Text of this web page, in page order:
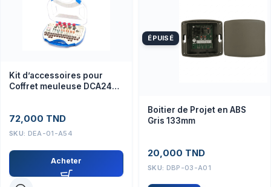
Kit d’accessoires pour
Coffret meuleuse DCA2491
72,000 TND
SKU: DEA-01-A54
Acheter
ÉPUISÉ
Boitier de Projet en ABS
Gris 133mm
20,000 TND
SKU: DBP-03-A01